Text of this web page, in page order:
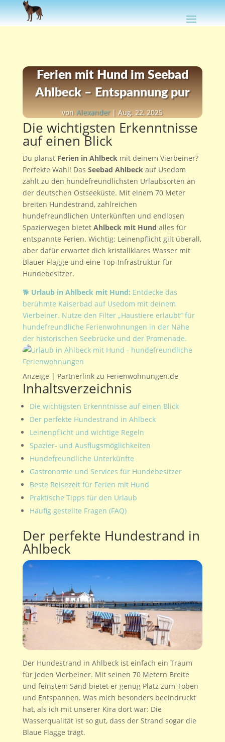
Ferien mit Hund im Seebad
Ahlbeck – Entspannung pur
vonAlexander|Aug. 22, 2025
Die wichtigsten Erkenntnisse
auf einen Blick
Du planst Ferien in Ahlbeckmit deinem Vierbeiner?
Perfekte Wahl! Das Seebad Ahlbeckauf Usedom
zählt zu den hundefreundlichsten Urlaubsorten an
der deutschen Ostseeküste. Mit einem 70 Meter
breiten Hundestrand, zahlreichen
hundefreundlichen Unterkünften und endlosen
Spazierwegen bietet Ahlbeck mit Hund alles für
entspannte Ferien. Wichtig: Leinenpflicht gilt überall,
aber dafür erwartet dich kristallklares Wasser mit
Blauer Flagge und eine Top-Infrastruktur für
Hundebesitzer.
🐕 Urlaub in Ahlbeck mit Hund: Entdecke das
berühmte Kaiserbad auf Usedom mit deinem
Vierbeiner. Nutze den Filter „Haustiere erlaubt“ für
hundefreundliche Ferienwohnungen in der Nähe
der historischen Seebrücke und der Promenade.
Anzeige | Partnerlink zu Ferienwohnungen.de
Inhaltsverzeichnis
Die wichtigsten Erkenntnisse auf einen Blick
Der perfekte Hundestrand in Ahlbeck
Leinenpflicht und wichtige Regeln
Spazier- und Ausflugsmöglichkeiten
Hundefreundliche Unterkünfte
Gastronomie und Services für Hundebesitzer
Beste Reisezeit für Ferien mit Hund
Praktische Tipps für den Urlaub
Häufig gestellte Fragen (FAQ)
Der perfekte Hundestrand in
Ahlbeck
Der Hundestrand in Ahlbeck ist einfach ein Traum
für jeden Vierbeiner. Mit seinen 70 Metern Breite
und feinstem Sand bietet er genug Platz zum Toben
und Entspannen. Was mich besonders beeindruckt
hat, als ich mit unserer Kira dort war: Die
Wasserqualität ist so gut, dass der Strand sogar die
Blaue Flagge trägt.